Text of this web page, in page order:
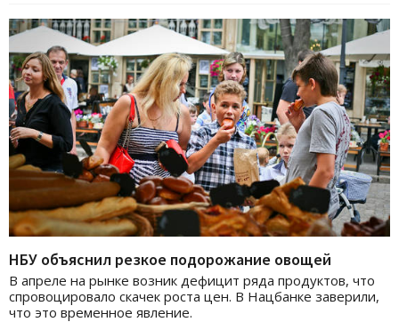
НБУ объяснил резкое подорожание овощей
В апреле на рынке возник дефицит ряда продуктов, что
спровоцировало скачек роста цен. В Нацбанке заверили,
что это временное явление.